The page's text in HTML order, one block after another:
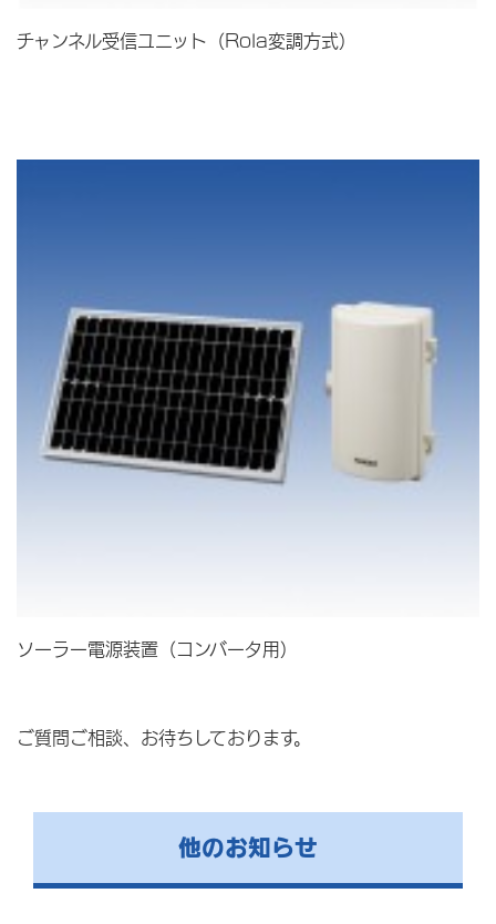
チャンネル受信ユニット（Rola変調方式）
ソーラー電源装置（コンバータ用）
ご質問ご相談、お待ちしております。
他のお知らせ